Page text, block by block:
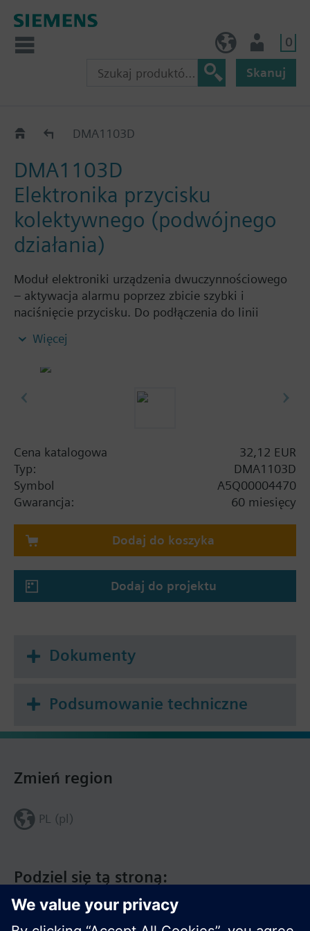
0
Skanuj
Konwencjonalne ROPy Ex
DMA1103D
DMA1103D
Elektronika przycisku
kolektywnego (podwójnego
działania)
Moduł elektroniki urządzenia dwuczynnościowego
– aktywacja alarmu poprzez zbicie szybki i
naciśnięcie przycisku. Do podłączenia do linii
stan pracy ręcznego ostrzegacza pożarowego.
W przypadku instalacji w obszarach zagrożonych
Więcej
Cena katalogowa
32,12 EUR
Typ:
DMA1103D
Symbol
A5Q00004470
Gwarancja:
60 miesięcy
Dodaj do koszyka
Dodaj do projektu
Dokumenty
Podsumowanie techniczne
Podziel się tą stroną:
Zmień region
PL (pl)